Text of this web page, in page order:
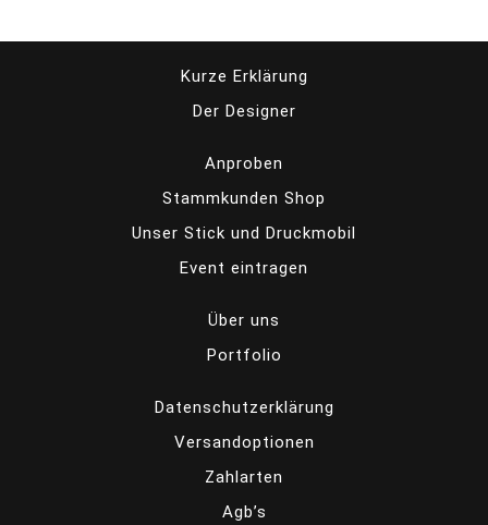
Kurze Erklärung
Der Designer
Anproben
Stammkunden Shop
Unser Stick und Druckmobil
Event eintragen
Über uns
Portfolio
Datenschutzerklärung
Versandoptionen
Zahlarten
Agb’s